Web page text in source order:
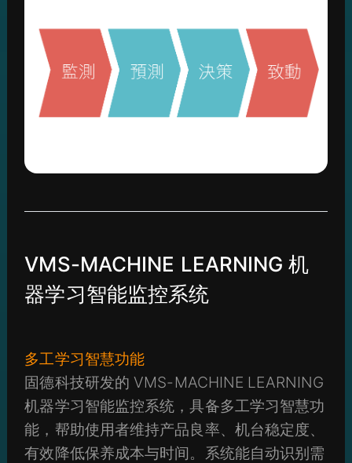
VMS-MACHINE LEARNING 机
器学习智能监控系统
多工学习智慧功能
固德科技研发的 VMS-MACHINE LEARNING
机器学习智能监控系统，具备多工学习智慧功
能，帮助使用者维持产品良率、机台稳定度、
有效降低保养成本与时间。系统能自动识别需